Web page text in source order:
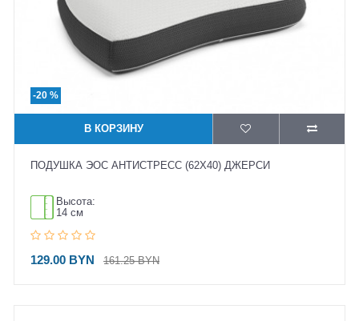
-20 %
В КОРЗИНУ
ПОДУШКА ЭОС АНТИСТРЕСС (62X40) ДЖЕРСИ
Высота:
14 см
129.00 BYN 161.25 BYN